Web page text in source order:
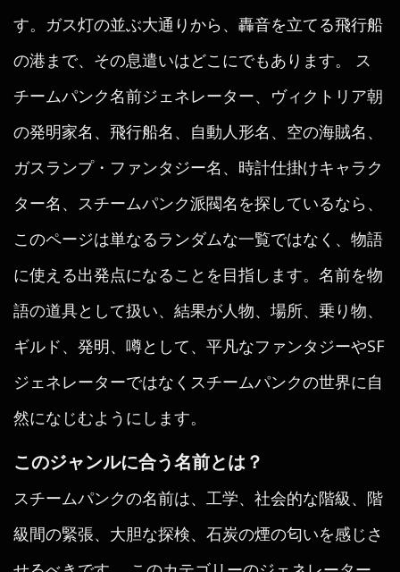
す。ガス灯の並ぶ大通りから、轟音を立てる飛行船
の港まで、その息遣いはどこにでもあります。 ス
チームパンク名前ジェネレーター、ヴィクトリア朝
の発明家名、飛行船名、自動人形名、空の海賊名、
ガスランプ・ファンタジー名、時計仕掛けキャラク
ター名、スチームパンク派閥名を探しているなら、
このページは単なるランダムな一覧ではなく、物語
に使える出発点になることを目指します。名前を物
語の道具として扱い、結果が人物、場所、乗り物、
ギルド、発明、噂として、平凡なファンタジーやSF
ジェネレーターではなくスチームパンクの世界に自
然になじむようにします。
このジャンルに合う名前とは？
スチームパンクの名前は、工学、社会的な階級、階
級間の緊張、大胆な探検、石炭の煙の匂いを感じさ